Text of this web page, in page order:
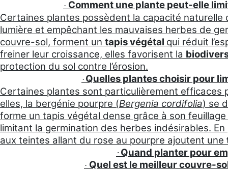
· Comment une plante peut-elle
Certaines plantes possèdent la capacité naturelle
lumière et empêchant les mauvaises herbes de
couvre-sol, forment un tapis végétal qui réduit
freiner leur croissance, elles favorisent la
protection du sol contre l’érosion.
· Quelles plantes choisir pour
Certaines plantes sont particulièrement efficaces
elles, la bergénie pourpre (Bergenia cordifolia) se
forme un tapis végétal dense grâce à son
limitant la germination des herbes indésirables.
aux teintes allant du rose au pourpre ajoutent une
·Quand planter pour
· Quel est le meilleur couvre-